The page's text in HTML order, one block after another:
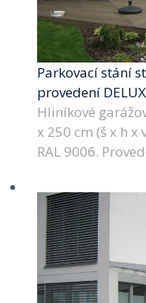
Parkovací stání
provedení
Hliníkové
x 250 cm (š x h
RAL 9006.